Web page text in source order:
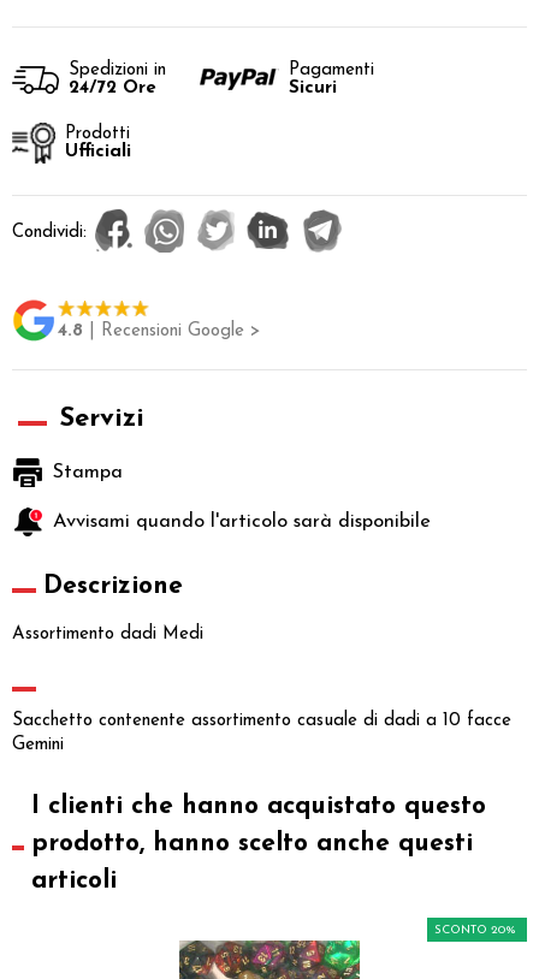
Spedizioni in
24/72 Ore
Pagamenti
Sicuri
Prodotti
Ufficiali
Condividi:
4.8 | Recensioni Google >
Servizi
Stampa
Avvisami quando l'articolo sarà disponibile
Descrizione
Assortimento dadi Medi
Sacchetto contenente assortimento casuale di dadi a 10 facce
Gemini
I clienti che hanno acquistato questo
prodotto, hanno scelto anche questi
articoli
SCONTO 20%